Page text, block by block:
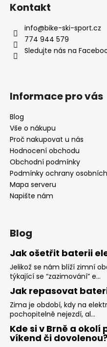
Kontakt
info@bike-ski-sport.cz
774 944 579
Sledujte nás na
Informace pro vás
Blog
Vše o nákupu
Proč nakupovat u nás
Hodnocení obchodu
Obchodní podmínky
Podmínky ochrany
Mapa serveru
Napište nám
Blog
Jak ošetřit baterii
Jelikož se nám blíží zimní
týkající se “zazimování” e...
Jak repasovat
Zima je období, kdy na
pochopitelně nejezdí, al...
Kde si v Brně a
víkend či